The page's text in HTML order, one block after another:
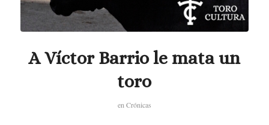
A Víctor Barrio le mata un
toro
en Crónicas